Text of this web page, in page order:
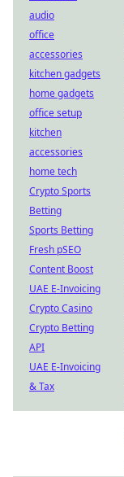
audio
office
accessories
kitchen gadgets
home gadgets
office setup
kitchen
accessories
home tech
Crypto Sports
Betting
Sports Betting
Fresh pSEO
Content Boost
UAE E-Invoicing
Crypto Casino
Crypto Betting
API
UAE E-Invoicing
& Tax